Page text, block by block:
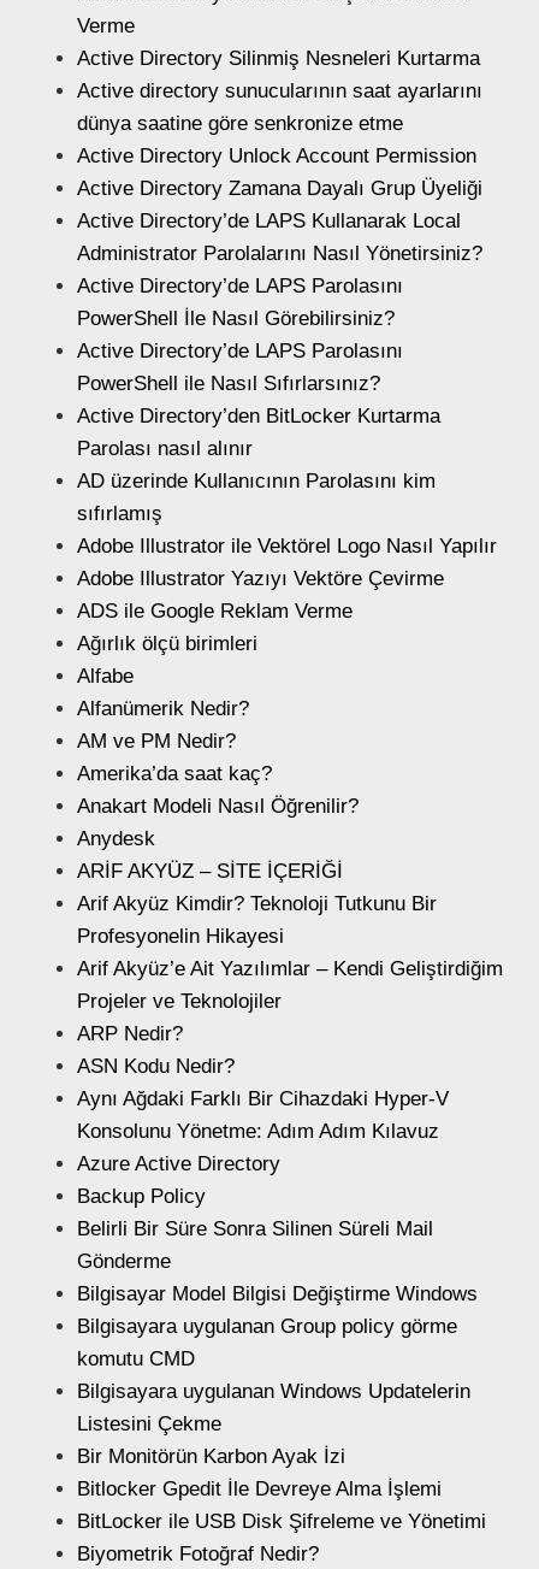
Verme
Active Directory Silinmiş Nesneleri Kurtarma
Active directory sunucularının saat ayarlarını
dünya saatine göre senkronize etme
Active Directory Unlock Account Permission
Active Directory Zamana Dayalı Grup Üyeliği
Active Directory’de LAPS Kullanarak Local
Administrator Parolalarını Nasıl Yönetirsiniz?
Active Directory’de LAPS Parolasını
PowerShell İle Nasıl Görebilirsiniz?
Active Directory’de LAPS Parolasını
PowerShell ile Nasıl Sıfırlarsınız?
Active Directory’den BitLocker Kurtarma
Parolası nasıl alınır
AD üzerinde Kullanıcının Parolasını kim
sıfırlamış
Adobe Illustrator ile Vektörel Logo Nasıl Yapılır
Adobe Illustrator Yazıyı Vektöre Çevirme
ADS ile Google Reklam Verme
Ağırlık ölçü birimleri
Alfabe
Alfanümerik Nedir?
AM ve PM Nedir?
Amerika’da saat kaç?
Anakart Modeli Nasıl Öğrenilir?
Anydesk
ARİF AKYÜZ – SİTE İÇERİĞİ
Arif Akyüz Kimdir? Teknoloji Tutkunu Bir
Profesyonelin Hikayesi
Arif Akyüz’e Ait Yazılımlar – Kendi Geliştirdiğim
Projeler ve Teknolojiler
ARP Nedir?
ASN Kodu Nedir?
Aynı Ağdaki Farklı Bir Cihazdaki Hyper-V
Konsolunu Yönetme: Adım Adım Kılavuz
Azure Active Directory
Backup Policy
Belirli Bir Süre Sonra Silinen Süreli Mail
Gönderme
Bilgisayar Model Bilgisi Değiştirme Windows
Bilgisayara uygulanan Group policy görme
komutu CMD
Bilgisayara uygulanan Windows Updatelerin
Listesini Çekme
Bir Monitörün Karbon Ayak İzi
Bitlocker Gpedit İle Devreye Alma İşlemi
BitLocker ile USB Disk Şifreleme ve Yönetimi
Biyometrik Fotoğraf Nedir?